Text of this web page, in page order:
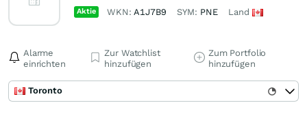
Aktie WKN:A1J7B9 SYM: PNE Land
Alarme
einrichten
Zur Watchlist
hinzufügen
Zum Portfolio
hinzufügen
Toronto